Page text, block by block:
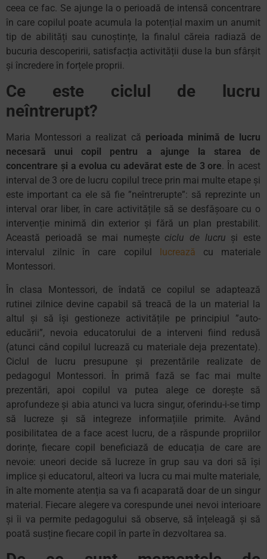
ceea ce fac. Se ajunge la o perioadă de intensă concentrare
în care copilul poate acumula la potențial maxim un anumit
tip de abilități sau cunoștințe, la finalul căreia radiază de
bucuria descoperirii, satisfacția activității duse la bun sfârșit
și încredere în forțele proprii.
Ce este ciclul de lucru
neîntrerupt?
Maria Montessori a realizat că perioada minimă de lucru
necesară unui copil pentru a ajunge la starea de
concentrare și a evolua cu adevărat este de 3 ore. În acest
interval de 3 ore de lucru copilul trece prin mai multe etape și
este important ca ele să fie ”neîntrerupte”: să reprezinte un
interval orar liber, în care activitățile să se desfășoare cu o
intervenție minimă din exterior și fără un plan prestabilit.
Această perioadă se mai numește ciclu de lucru și este
intervalul zilnic în care copilul
lucrează cu materiale
Montessori.
În clasa Montessori, de îndată ce copilul se adaptează
rutinei zilnice devine capabil să treacă de la un material la
altul și să își gestioneze activitățile pe principiul ”auto-
educării”, nevoia educatorului de a interveni fiind redusă
(atunci când copilul lucrează cu materiale deja prezentate).
Ciclul de lucru presupune și prezentările realizate de
pedagogul Montessori. În primă fază se fac mai multe
prezentări, apoi copilul va putea alege ce dorește să
aprofundeze și abia atunci va lucra singur, oferindu-i-se timp
să lucreze și să integreze informațiile primite. Având
posibilitatea de a face acest lucru, de a răspunde propriilor
dorințe, fiecare copil beneficiază de educația de care are
nevoie: uneori decide să lucreze în grup sau va dori să își
implice și educatorul, alteori va lucra cu mai multe materiale,
în alte momente atenția sa va fi acaparată doar de un singur
material. Fiecare alegere va corespunde unei nevoi interioare
și îi va permite pedagogului să observe, să înțeleagă și să
poată susține fiecare copil în parte în dezvoltarea sa.